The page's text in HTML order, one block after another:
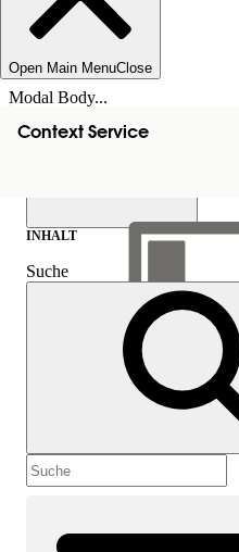
Open Main MenuClose
Modal Body...
Context Service
Inhalt anzeigen
Inhalt
INHALT
Suche